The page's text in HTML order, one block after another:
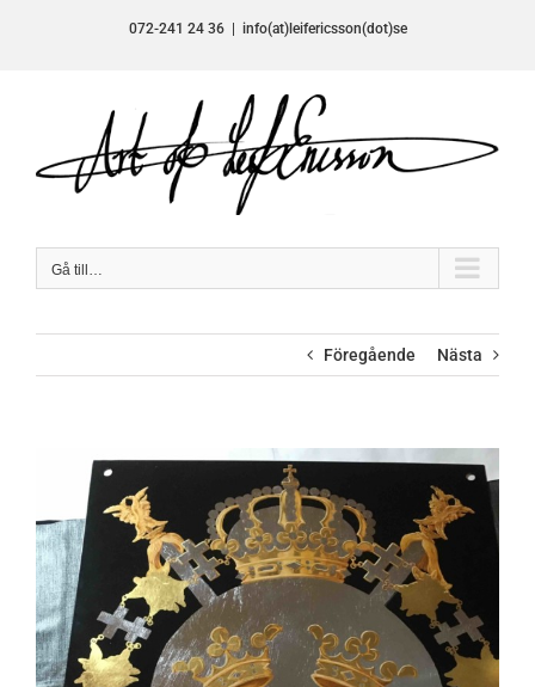
072-241 24 36 info(at)leifericsson(dot)se
Gå till…
Föregående Nästa
bild